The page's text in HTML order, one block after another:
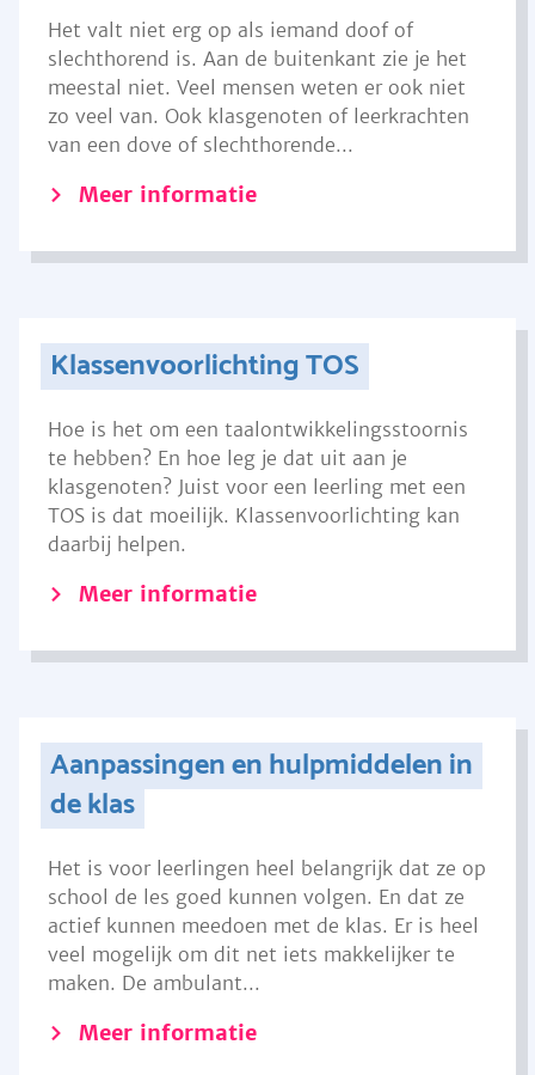
Het valt niet erg op als iemand doof of
slechthorend is. Aan de buitenkant zie je het
meestal niet. Veel mensen weten er ook niet
zo veel van. Ook klasgenoten of leerkrachten
van een dove of slechthorende...
Meer informatie
Klassenvoorlichting TOS
Hoe is het om een taalontwikkelingsstoornis
te hebben? En hoe leg je dat uit aan je
klasgenoten? Juist voor een leerling met een
TOS is dat moeilijk. Klassenvoorlichting kan
daarbij helpen.
Meer informatie
Aanpassingen en hulpmiddelen in
de klas
Het is voor leerlingen heel belangrijk dat ze op
school de les goed kunnen volgen. En dat ze
actief kunnen meedoen met de klas. Er is heel
veel mogelijk om dit net iets makkelijker te
maken. De ambulant...
Meer informatie